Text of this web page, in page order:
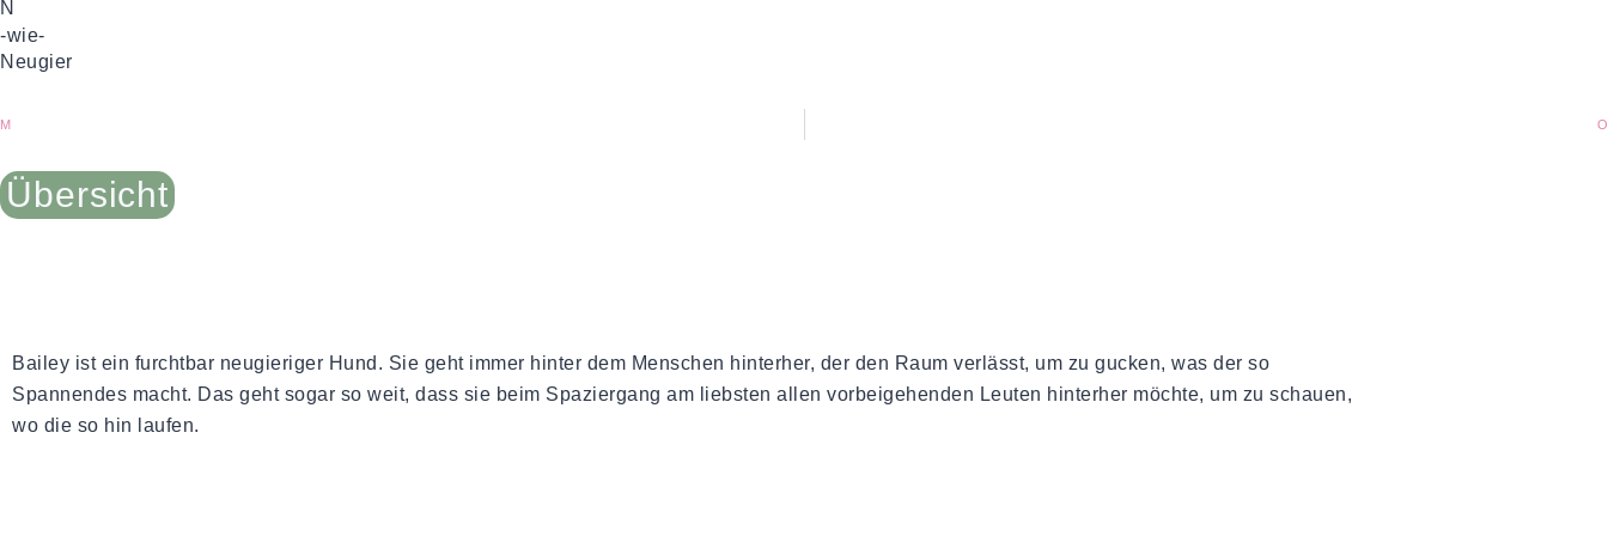
N
-wie-
Neugier
Zurück
M O
Übersicht
Bailey ist ein furchtbar neugieriger Hund. Sie geht immer hinter dem Menschen hinterher, der den Raum verlässt, um zu gucken, was der so
Spannendes macht. Das geht sogar so weit, dass sie beim Spaziergang am liebsten allen vorbeigehenden Leuten hinterher möchte, um zu schauen,
wo die so hin laufen.